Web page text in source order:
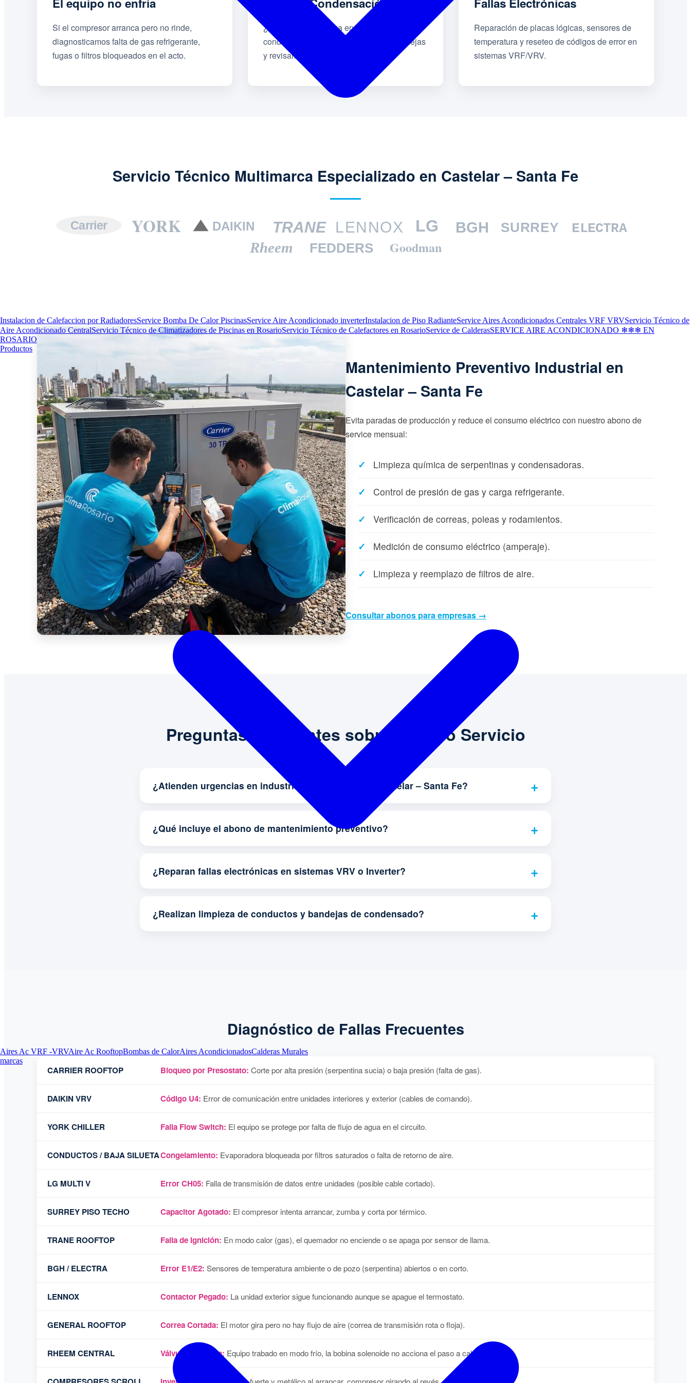
Instalacion de Calefaccion por RadiadoresService Bomba De Calor PiscinasService Aire Acondicionado inverterInstalacion de Piso RadianteService Aires Acondicionados Centrales VRF VRVServicio Técnico de
Aire Acondicionado CentralServicio Técnico de Climatizadores de Piscinas en RosarioServicio Técnico de Calefactores en RosarioService de CalderasSERVICE AIRE ACONDICIONADO ❄❄❄ EN
ROSARIO
Productos
Aires Ac VRF -VRVAire Ac RooftopBombas de CalorAires AcondicionadosCalderas Murales
marcas
Si el compresor arranca pero no rinde,
diagnosticamos falta de gas refrigerante,
fugas o filtros bloqueados en el acto.
¿Filtraciones de agua en techos o
conductos? Destapamos drenajes, bandejas
y revisamos la aislación térmica.
Reparación de placas lógicas, sensores de
temperatura y reseteo de códigos de error en
sistemas VRF/VRV.
Servicio Técnico Multimarca Especializado en Castelar – Santa Fe
Carrier YORK DAIKIN TRANE LENNOX LG BGH SURREY ELECTRA
Rheem FEDDERS Goodman
Mantenimiento Preventivo Industrial en
Castelar – Santa Fe
Evita paradas de producción y reduce el consumo eléctrico con nuestro abono de
service mensual:
Limpieza química de serpentinas y condensadoras.
Control de presión de gas y carga refrigerante.
Verificación de correas, poleas y rodamientos.
Medición de consumo eléctrico (amperaje).
Limpieza y reemplazo de filtros de aire.
Consultar abonos para empresas →
Preguntas Frecuentes sobre nuestro Servicio
¿Atienden urgencias en industrias y comercios en Castelar – Santa Fe?
¿Qué incluye el abono de mantenimiento preventivo?
¿Reparan fallas electrónicas en sistemas VRV o Inverter?
¿Realizan limpieza de conductos y bandejas de condensado?
Diagnóstico de Fallas Frecuentes
CARRIER ROOFTOP Bloqueo por Presostato: Corte por alta presión (serpentina sucia) o baja presión (falta de gas).
DAIKIN VRV Código U4: Error de comunicación entre unidades interiores y exterior (cables de comando).
YORK CHILLER Falla Flow Switch: El equipo se protege por falta de flujo de agua en el circuito.
CONDUCTOS / BAJA SILUETACongelamiento: Evaporadora bloqueada por filtros saturados o falta de retorno de aire.
LG MULTI V Error CH05: Falla de transmisión de datos entre unidades (posible cable cortado).
SURREY PISO TECHO Capacitor Agotado: El compresor intenta arrancar, zumba y corta por térmico.
TRANE ROOFTOP Falla de Ignición: En modo calor (gas), el quemador no enciende o se apaga por sensor de llama.
BGH / ELECTRA Error E1/E2: Sensores de temperatura ambiente o de pozo (serpentina) abiertos o en corto.
LENNOX Contactor Pegado: La unidad exterior sigue funcionando aunque se apague el termostato.
GENERAL ROOFTOP Correa Cortada: El motor gira pero no hay flujo de aire (correa de transmisión rota o floja).
RHEEM CENTRAL Válvula Inversora: Equipo trabado en modo frío, la bobina solenoide no acciona el paso a calor.